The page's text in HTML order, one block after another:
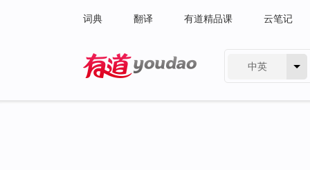
词典 翻译 有道精品课 云笔记
中英